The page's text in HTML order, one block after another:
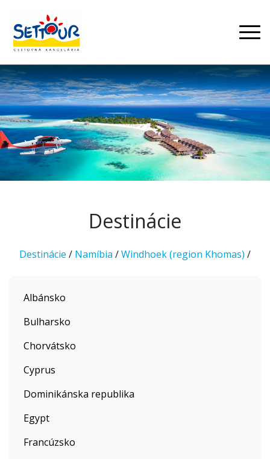
Destinácie
Destinácie / Namíbia /Windhoek (region Khomas) /
Albánsko
Bulharsko
Chorvátsko
Cyprus
Dominikánska republika
Egypt
Francúzsko